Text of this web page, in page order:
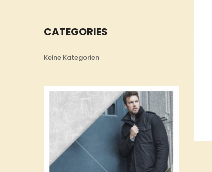
CATEGORIES
Keine Kategorien